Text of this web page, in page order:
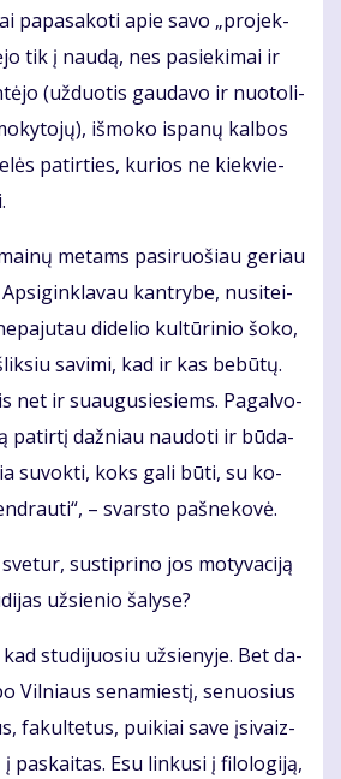
pa­pa­sa­ko­ti apie sa­vo „pro­jek­
tik į nau­dą, nes pa­sie­ki­mai ir
(už­duo­tis gau­da­vo ir nuo­to­li­
iš­mo­ko is­pa­nų kal­bos
pa­tir­ties, ku­rios ne kiek­vie­
me­tams pa­si­ruo­šiau ge­riau
Ap­si­gin­kla­vau kan­try­be, nu­si­tei­
di­de­lio kul­tū­ri­nio šo­ko,
sa­vi­mi, kad ir kas be­bū­tų.
net ir su­au­gu­sie­siems. Pa­gal­vo­
pa­tir­tį daž­niau nau­do­ti ir bū­da­
su­vok­ti, koks ga­li bū­ti, su ko­
– svars­to pa­šne­ko­vė.
su­stip­ri­no jos mo­ty­va­ci­ją
už­sie­nio ša­ly­se?
kad stu­di­juo­siu už­sie­ny­je. Bet da­
Vil­niaus se­na­mies­tį, se­nuo­sius
fa­kul­te­tus, pui­kiai sa­ve įsi­vaiz­
pa­skai­tas. Esu lin­ku­si į fi­lo­lo­gi­ją,